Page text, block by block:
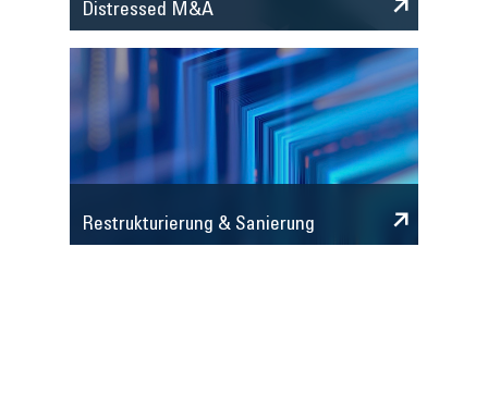
Distressed M&A
Restrukturierung & Sanierung